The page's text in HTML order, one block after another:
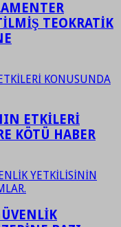
TEOKRATİK
ETKİLERİ
KÖTÜ HABER